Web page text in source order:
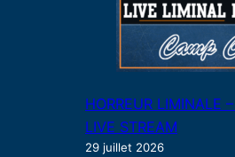
HORREUR LIMINALE
LIVE STREAM
29 juillet 2026